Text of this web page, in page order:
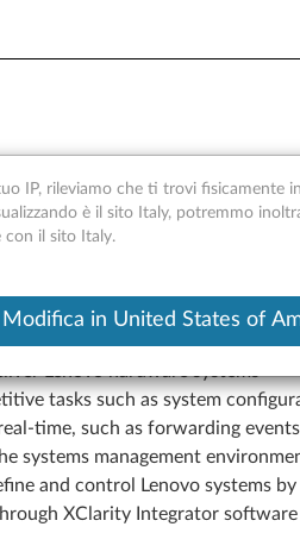
application. For free.
Lenovo hardware systems
tasks such as system
time, such as forwarding
systems management
and control Lenovo systems
XClarity Integrator
IP, rileviamo che ti trovi fisicamente
è il sito Italy, potremmo
con il sito Italy.
Modifica in United States of